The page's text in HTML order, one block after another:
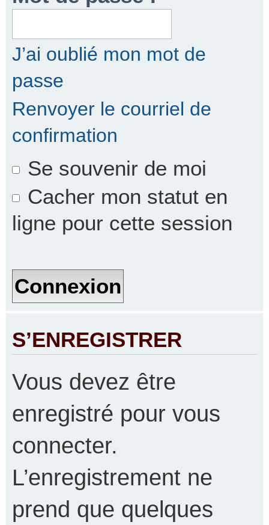
J’ai oublié mon mot de
passe
Renvoyer le courriel de
confirmation
Se souvenir de moi
Cacher mon statut en
ligne pour cette session
S’ENREGISTRER
Vous devez être
enregistré pour vous
connecter.
L’enregistrement ne
prend que quelques